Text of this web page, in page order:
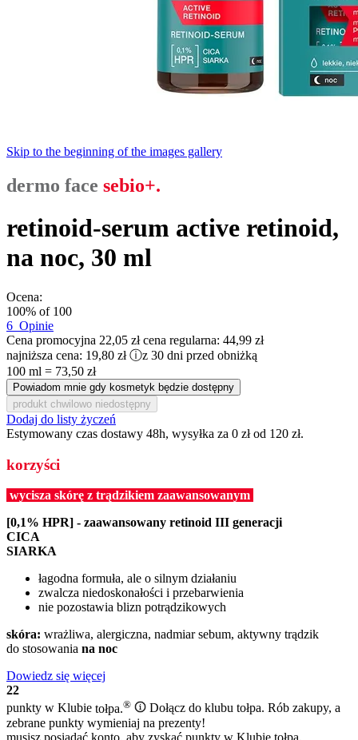
Skip to the beginning of the images gallery
dermo face sebio+.
retinoid-serum active retinoid,
na noc, 30 ml​
Ocena:
100% of 100
6 Opinie
Cena promocyjna 22,05 zł cena regularna: 44,99 zł
najniższa cena: 19,80 zł ⓘz 30 dni przed obniżką
100 ml = 73,50 zł
Powiadom mnie gdy kosmetyk będzie dostępny
produkt chwilowo niedostępny
Dodaj do listy życzeń
Estymowany czas dostawy 48h, wysyłka za 0 zł od 120 zł.
korzyści
wycisza skórę z trądzikiem zaawansowanym
[0,1% HPR] - zaawansowany retinoid III generacji
CICA
SIARKA
łagodna formuła, ale o silnym działaniu
zwalcza niedoskonałości i przebarwienia
nie pozostawia blizn potrądzikowych
skóra: wrażliwa, alergiczna, nadmiar sebum, aktywny trądzik
do stosowania na noc
Dowiedz się więcej
22
punkty w Klubie tołpa.®
Dołącz do klubu tołpa. Rób zakupy, a
zebrane punkty wymieniaj na prezenty!
musisz posiadać konto, aby zyskać punkty w Klubie tołpa.